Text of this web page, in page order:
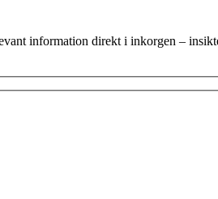
information direkt i inkorgen –